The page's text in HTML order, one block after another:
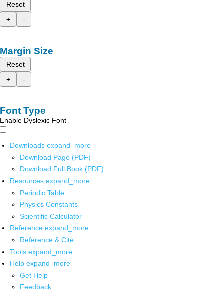
Reset
+
-
Margin Size
Reset
+
-
Font Type
Enable Dyslexic Font
Downloads expand_more
Download Page (PDF)
Download Full Book (PDF)
Resources expand_more
Periodic Table
Physics Constants
Scientific Calculator
Reference expand_more
Reference & Cite
Tools expand_more
Help expand_more
Get Help
Feedback